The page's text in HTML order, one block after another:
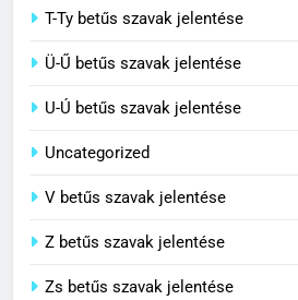
T-Ty betűs szavak jelentése
Ü-Ű betűs szavak jelentése
U-Ú betűs szavak jelentése
Uncategorized
V betűs szavak jelentése
Z betűs szavak jelentése
Zs betűs szavak jelentése